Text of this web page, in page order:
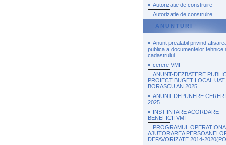
Autorizatie de construire
Autorizatie de construire
ANUNTURI
Anunt prealabil privind
publica a documentelor tehnice
cadastrului
cerere VMI
ANUNT-DEZBATERE
PROIECT BUGET LOCAL UAT
BORASCU AN 2025
ANUNT DEPUNERE
2025
INSTIINTARE ACORDARE
BENEFICII VMI
PROGRAMUL
AJUTORAREA
DEFAVORIZATE 2014-